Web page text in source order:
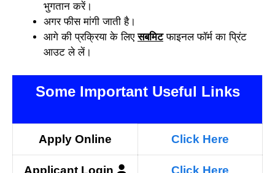
भुगतान करें।
अगर फीस मांगी जाती है।
आगे की प्रक्रिया के लिएसबमिटफाइनल फॉर्म का प्रिंट
आउट ले लें।
Some Important Useful Links
Apply Online Click Here